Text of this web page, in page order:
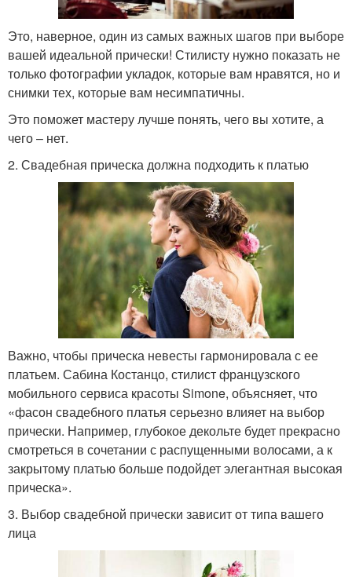
Это, наверное, один из самых важных шагов при выборе
вашей идеальной прически! Стилисту нужно показать не
только фотографии укладок, которые вам нравятся, но и
снимки тех, которые вам несимпатичны.
Это поможет мастеру лучше понять, чего вы хотите, а
чего – нет.
2. Свадебная прическа должна подходить к платью
Важно, чтобы прическа невесты гармонировала с ее
платьем. Сабина Костанцо, стилист французского
мобильного сервиса красоты Simone, объясняет, что
«фасон свадебного платья серьезно влияет на выбор
прически. Например, глубокое декольте будет прекрасно
смотреться в сочетании с распущенными волосами, а к
закрытому платью больше подойдет элегантная высокая
прическа».
3. Выбор свадебной прически зависит от типа вашего
лица